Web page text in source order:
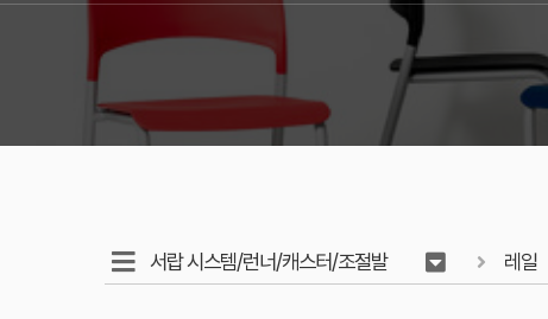
서랍 시스템/런너/캐스터/조절발 레일